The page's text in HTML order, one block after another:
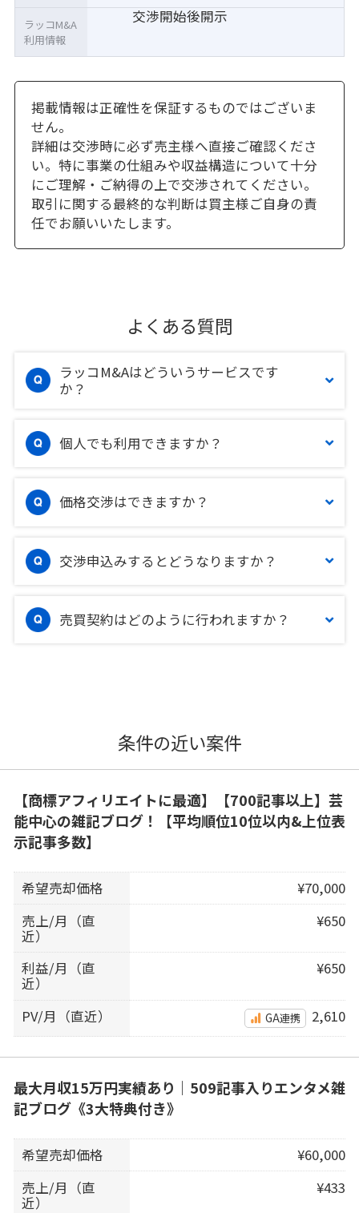
交渉開始後開示
ラッコM&A
利用情報
掲載情報は正確性を保証するものではございま
せん。
詳細は交渉時に必ず売主様へ直接ご確認くださ
い。特に事業の仕組みや収益構造について十分
にご理解・ご納得の上で交渉されてください。
取引に関する最終的な判断は買主様ご自身の責
任でお願いいたします。
よくある質問
ラッコM&Aはどういうサービスです
か？
個人でも利用できますか？
価格交渉はできますか？
交渉申込みするとどうなりますか？
売買契約はどのように行われますか？
条件の近い案件
【商標アフィリエイトに最適】【700記事以上】芸
能中心の雑記ブログ！【平均順位10位以内&上位表
示記事多数】
希望売却価格
¥70,000
売上/月（直
近）
¥650
利益/月（直
近）
¥650
PV/月（直近） GA連携 2,610
最大月収15万円実績あり｜509記事入りエンタメ雑
記ブログ《3大特典付き》
希望売却価格
¥60,000
売上/月（直
近）
¥433